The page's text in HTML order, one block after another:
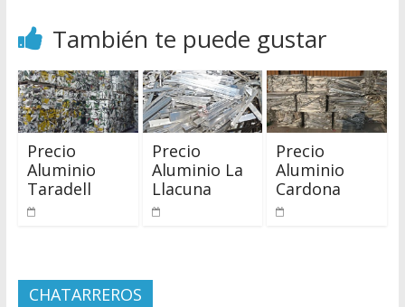
También te puede gustar
Precio
Aluminio
Taradell
Precio
Aluminio La
Llacuna
Precio
Aluminio
Cardona
CHATARREROS